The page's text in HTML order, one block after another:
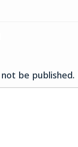
be published.